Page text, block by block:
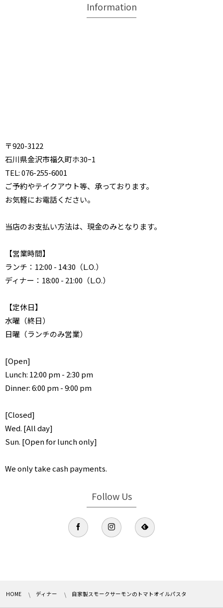
Information
〒920-3122
石川県金沢市福久町ホ30ｰ1
TEL: 076-255-6001
ご予約やテイクアウト等、承っております。
お気軽にお電話ください。
当店のお支払い方法は、現金のみとなります。
【営業時間】
ランチ：12:00 - 14:30（L.O.）
ディナー：18:00 - 21:00（L.O.）
【定休日】
水曜（終日）
日曜（ランチのみ営業）
[Open]
Lunch: 12:00 pm - 2:30 pm
Dinner: 6:00 pm - 9:00 pm
[Closed]
Wed. [All day]
Sun. [Open for lunch only]
We only take cash payments.
Follow Us
HOME ディナー 自家製スモークサーモンのトマトオイルパスタ